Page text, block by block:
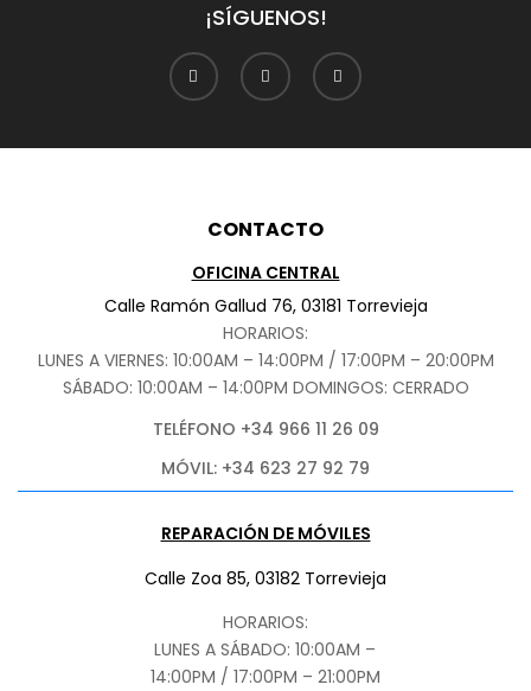
¡SÍGUENOS!
CONTACTO
OFICINA CENTRAL
Calle Ramón Gallud 76, 03181 Torrevieja
HORARIOS:
LUNES A VIERNES: 10:00AM – 14:00PM / 17:00PM – 20:00PM
SÁBADO: 10:00AM – 14:00PM DOMINGOS: CERRADO
TELÉFONO +34 966 11 26 09
MÓVIL: +34 623 27 92 79
REPARACIÓN DE MÓVILES
Calle Zoa 85, 03182 Torrevieja
HORARIOS:
LUNES A SÁBADO: 10:00AM –
14:00PM / 17:00PM – 21:00PM